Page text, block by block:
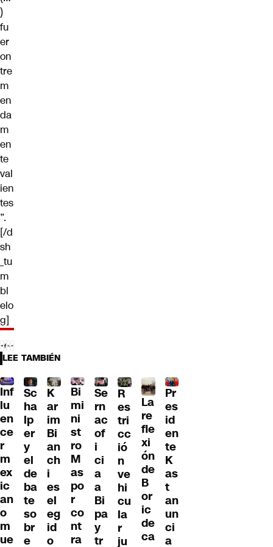
)
fu
er
on
tre
m
en
da
m
en
te
val
ien
tes
”.
[/d
sh
_tu
m
bl
elo
g]
LEE TAMBIÉN
Inf
lu
en
ce
r
m
ex
ic
an
o
m
ue
Sc
ha
lp
er
y
el
de
ba
te
so
br
e
K
ar
im
Bi
an
ch
i
es
el
eg
id
o
Bi
mi
ni
st
ro
M
as
po
r
co
nt
ra
Se
rn
ac
of
i
ci
a
a
Bi
pa
y
tr
R
es
tri
cc
ió
n
ve
hi
cu
la
r
ju
La
re
fle
xi
ón
de
B
or
ic
de
ca
Pr
es
id
en
te
K
as
t
an
un
ci
a